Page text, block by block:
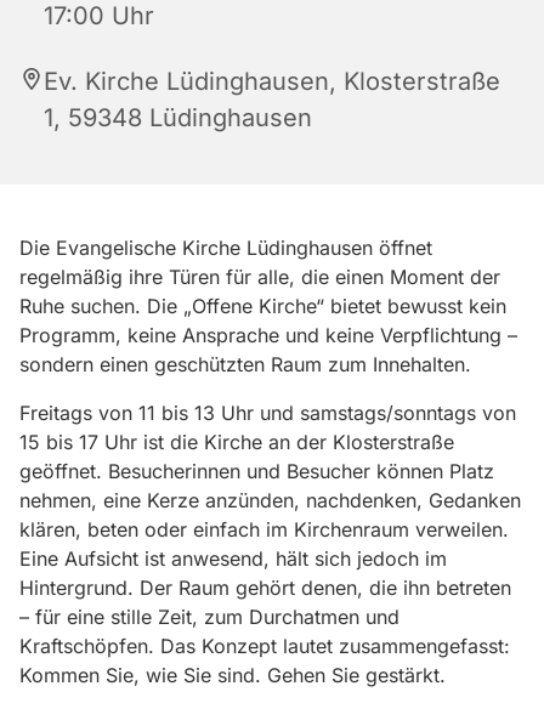
17:00 Uhr
Ev. Kirche Lüdinghausen, Klosterstraße
1, 59348 Lüdinghausen
Die Evangelische Kirche Lüdinghausen öffnet
regelmäßig ihre Türen für alle, die einen Moment der
Ruhe suchen. Die „Offene Kirche“ bietet bewusst kein
Programm, keine Ansprache und keine Verpflichtung –
sondern einen geschützten Raum zum Innehalten.
Freitags von 11 bis 13 Uhr und samstags/sonntags von
15 bis 17 Uhr ist die Kirche an der Klosterstraße
geöffnet. Besucherinnen und Besucher können Platz
nehmen, eine Kerze anzünden, nachdenken, Gedanken
klären, beten oder einfach im Kirchenraum verweilen.
Eine Aufsicht ist anwesend, hält sich jedoch im
Hintergrund. Der Raum gehört denen, die ihn betreten
– für eine stille Zeit, zum Durchatmen und
Kraftschöpfen. Das Konzept lautet zusammengefasst:
Kommen Sie, wie Sie sind. Gehen Sie gestärkt.